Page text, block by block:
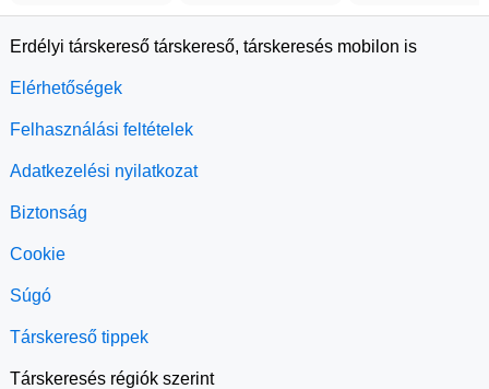
Erdélyi társkereső társkereső, társkeresés mobilon is
Elérhetőségek
Felhasználási feltételek
Adatkezelési nyilatkozat
Biztonság
Cookie
Súgó
Társkereső tippek
Társkeresés régiók szerint